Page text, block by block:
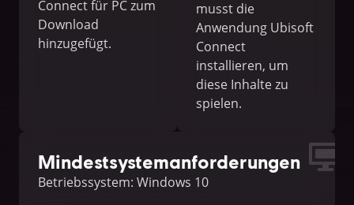
Connect für PC zum
Download
hinzugefügt.
musst die
Anwendung Ubisoft
Connect
installieren, um
diese Inhalte zu
spielen.
Mindestsystemanforderungen
Betriebssystem: Windows 10